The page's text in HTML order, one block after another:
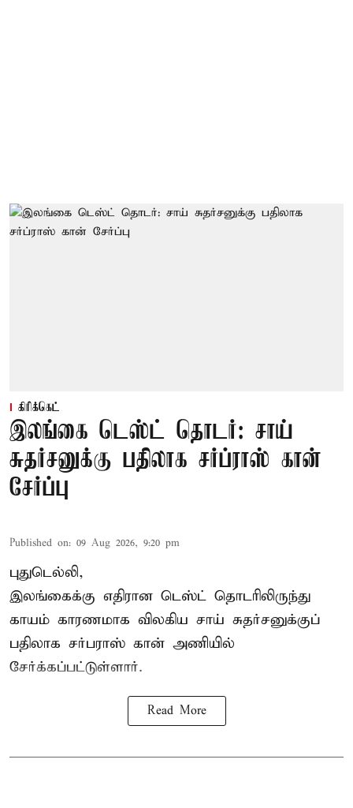
கிரிக்கெட்
இலங்கை டெஸ்ட் தொடர்: சாய்
சுதர்சனுக்கு பதிலாக சர்ப்ராஸ் கான்
சேர்ப்பு
Published on: 09 Aug 2026, 9:20 pm
புதுடெல்லி,
இலங்கைக்கு எதிரான டெஸ்ட் தொடரிலிருந்து
காயம் காரணமாக விலகிய சாய் சுதர்சனுக்குப்
பதிலாக சர்பராஸ் கான் அணியில்
சேர்க்கப்பட்டுள்ளார்.
Read More